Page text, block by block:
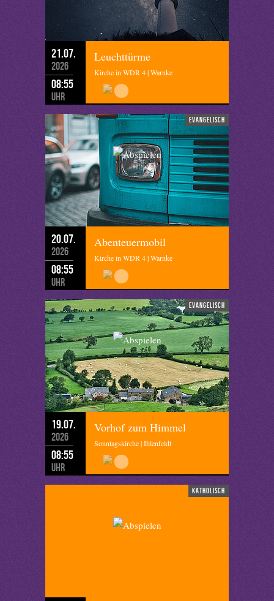
21.07.
2026
08:55
Uhr
Leuchttürme
Kirche in WDR 4 | Warnke
evangelisch
20.07.
2026
08:55
Uhr
Abenteuermobil
Kirche in WDR 4 | Warnke
evangelisch
19.07.
2026
08:55
Uhr
Vorhof zum Himmel
Sonntagskirche | Ihlenfeldt
katholisch